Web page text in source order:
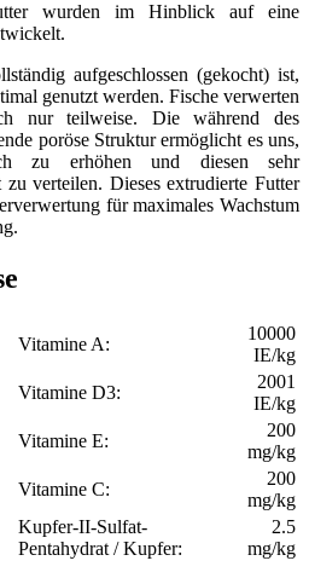
wurden im Hinblick auf eine
aufgeschlossen (gekocht) ist,
genutzt werden. Fische verwerten
nur teilweise. Die während des
poröse Struktur ermöglicht es uns,
zu erhöhen und diesen sehr
verteilen. Dieses extrudierte Futter
für maximales Wachstum
Vitamine A:
10000
IE/kg
Vitamine D3:
2001
IE/kg
Vitamine E:
200
mg/kg
Vitamine C:
200
mg/kg
Kupfer-II-Sulfat-
Pentahydrat / Kupfer:
2.5
mg/kg